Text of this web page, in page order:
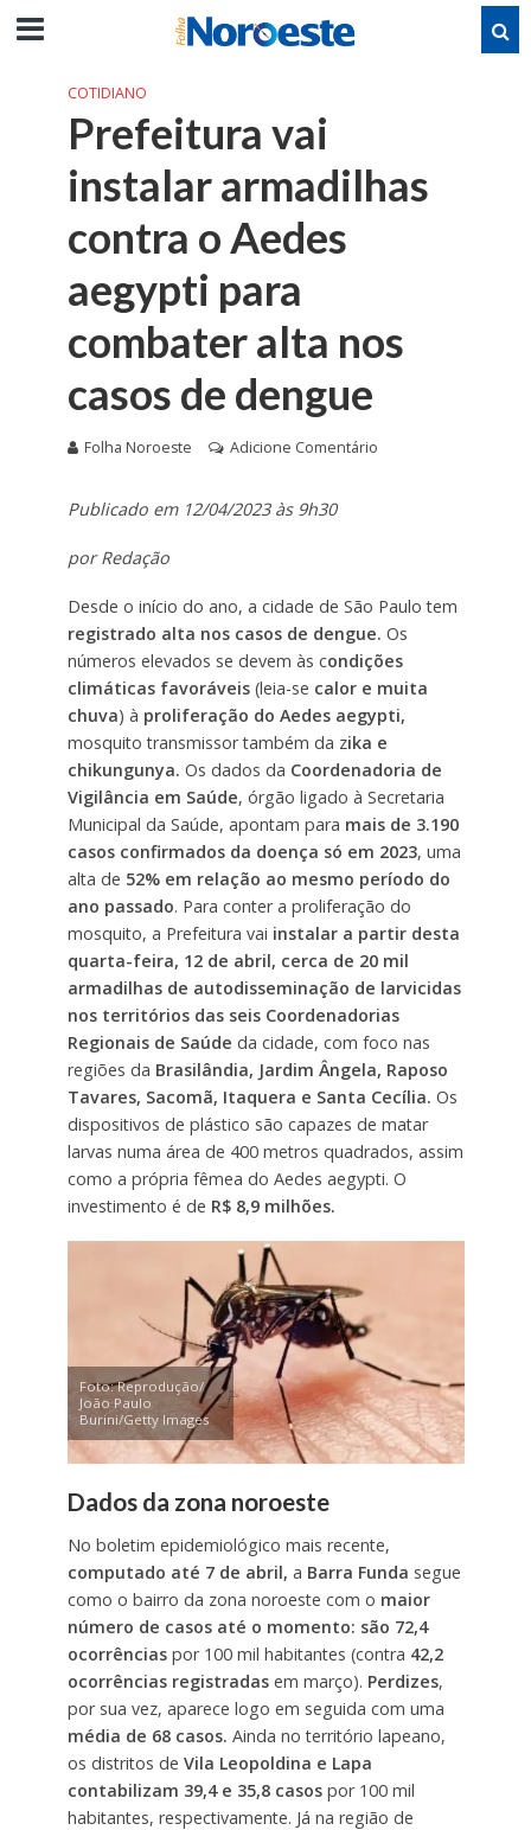
COTIDIANO
Prefeitura vai
instalar armadilhas
contra o Aedes
aegypti para
combater alta nos
casos de dengue
Folha Noroeste Adicione Comentário
Publicado em 12/04/2023 às 9h30
por Redação
Desde o início do ano, a cidade de São Paulo tem
registrado alta nos casos de dengue. Os
números elevados se devem às condições
climáticas favoráveis(leia-se calor e muita
chuva) à proliferação do Aedes aegypti,
mosquito transmissor também da zika e
chikungunya. Os dados da Coordenadoria de
Vigilância em Saúde, órgão ligado à Secretaria
Municipal da Saúde, apontam para mais de 3.190
casos confirmados da doença só em 2023, uma
alta de 52% em relação ao mesmo período do
ano passado. Para conter a proliferação do
mosquito, a Prefeitura vai instalar a partir desta
quarta-feira, 12 de abril, cerca de 20 mil
armadilhas de autodisseminação de larvicidas
nos territórios das seis Coordenadorias
Regionais de Saúde da cidade, com foco nas
regiões da Brasilândia, Jardim Ângela, Raposo
Tavares, Sacomã, Itaquera e Santa Cecília. Os
dispositivos de plástico são capazes de matar
larvas numa área de 400 metros quadrados, assim
como a própria fêmea do Aedes aegypti. O
investimento é de R$ 8,9 milhões.
Foto: Reprodução/
João Paulo
Burini/Getty Images
Dados da zona noroeste
No boletim epidemiológico mais recente,
computado até 7 de abril, a Barra Funda segue
como o bairro da zona noroeste com o maior
número de casos até o momento: são 72,4
ocorrênciaspor 100 mil habitantes (contra 42,2
ocorrências registradasem março). Perdizes,
por sua vez, aparece logo em seguida com uma
média de 68 casos. Ainda no território lapeano,
os distritos de Vila Leopoldina e Lapa
contabilizam 39,4 e 35,8 casospor 100 mil
habitantes, respectivamente. Já na região de